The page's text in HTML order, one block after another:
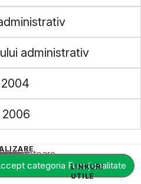
administrativ
2006
categoria Funcționalitate
LINKURI
UTILE